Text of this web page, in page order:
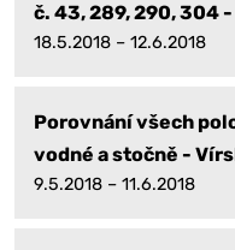
č. 43, 289, 290, 304
18.5.2018 – 12.6.2018
Porovnání všech
vodné a stočně -
9.5.2018 – 11.6.2018